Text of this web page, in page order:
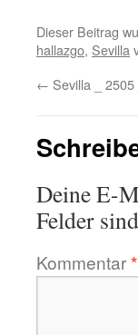
Dieser Beitrag
hallazgo, Sevilla
← Sevilla _
Deine E-
Felder
Kommentar*